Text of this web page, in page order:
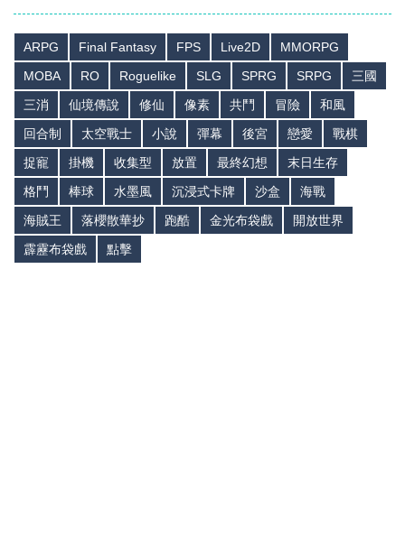
ARPG Final Fantasy FPS Live2D
MMORPG
MOBA
RO Roguelike SLG SPRG SRPG
三國
三消
仙境傳說 修仙 像素 共鬥 冒險
和風
回合制
太空戰士 小說 彈幕 後宮 戀愛
戰棋
捉寵
掛機 收集型 放置 最終幻想
末日生存
格鬥
棒球 水墨風 沉浸式卡牌 沙盒
海戰
海賊王
落櫻散華抄 跑酷 金光布袋戲
開放世界
霹靂布袋戲
點擊